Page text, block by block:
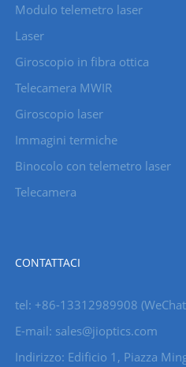
Modulo telemetro laser
Laser
Giroscopio in fibra ottica
Telecamera MWIR
Giroscopio laser
Immagini termiche
Binocolo con telemetro laser
Telecamera
CONTATTACI
tel: +86-13312989908
E-mail: sales@jioptics.com
Indirizzo: Edificio 1, Piazza